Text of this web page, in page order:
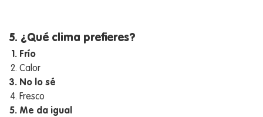
5. ¿Qué clima prefieres?
Frío
Calor
No lo sé
Fresco
Me da igual